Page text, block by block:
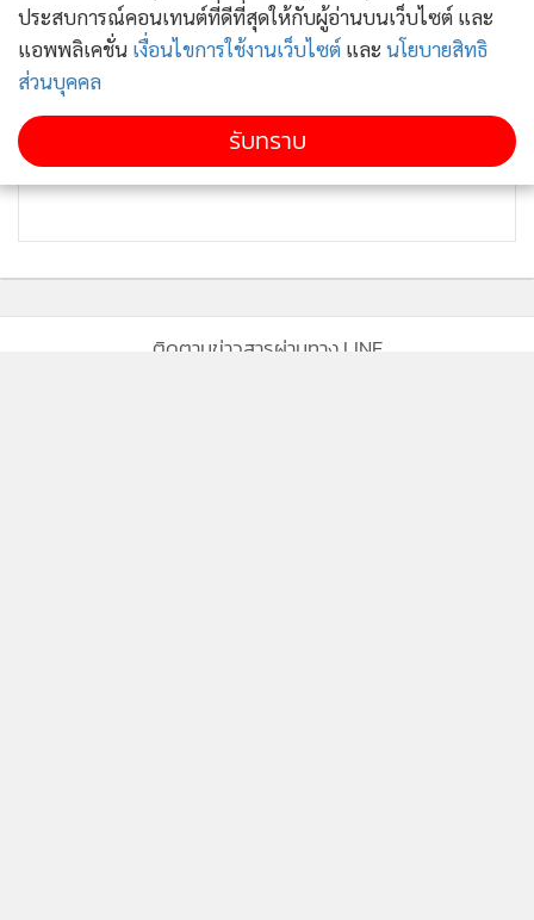
ติดตามข่าวสารผ่านทาง LINE
ประสบการณ์คอนเทนต์ที่ดีที่สุดให้กับผู้อ่านบนเว็บไซต์ และ
แอพพลิเคชั่น เงื่อนไขการใช้งานเว็บไซต์ และ นโยบายสิทธิ
ส่วนบุคคล
รับทราบ